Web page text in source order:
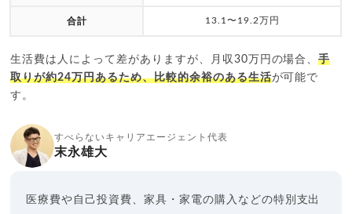
合計 13.1〜19.2万円
生活費は人によって差がありますが、月収30万円の場合、手
取りが約24万円あるため、比較的余裕のある生活が可能で
す。
すべらないキャリアエージェント代表
末永雄大
医療費や自己投資費、家具・家電の購入などの特別支出